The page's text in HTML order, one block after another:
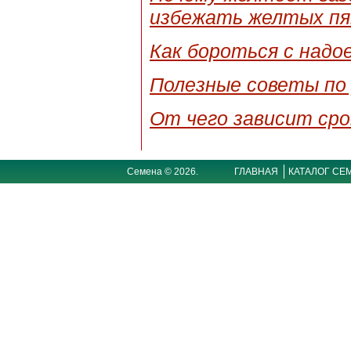
избежать желтых
Как бороться с
Полезные советы по
От чего зависит
Семена © 2026. ГЛАВНАЯ КАТАЛОГ